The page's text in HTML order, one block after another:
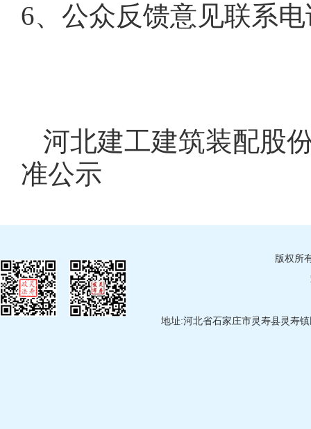
6、公众反馈意见联系电
河北建工建筑装配股
准公示